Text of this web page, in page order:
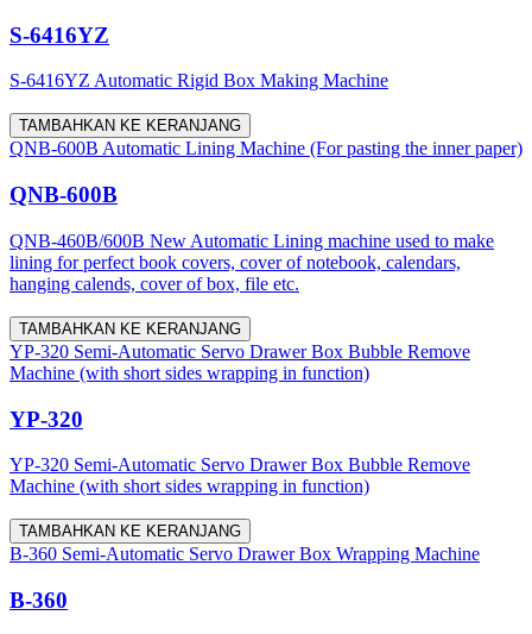
S-6416YZ
S-6416YZ Automatic Rigid Box Making Machine
TAMBAHKAN KE KERANJANG
QNB-600B Automatic Lining Machine (For pasting the inner paper)
QNB-600B
QNB-460B/600B New Automatic Lining machine used to make
lining for perfect book covers, cover of notebook, calendars,
hanging calends, cover of box, file etc.
TAMBAHKAN KE KERANJANG
YP-320 Semi-Automatic Servo Drawer Box Bubble Remove
Machine (with short sides wrapping in function)
YP-320
YP-320 Semi-Automatic Servo Drawer Box Bubble Remove
Machine (with short sides wrapping in function)
TAMBAHKAN KE KERANJANG
B-360 Semi-Automatic Servo Drawer Box Wrapping Machine
B-360